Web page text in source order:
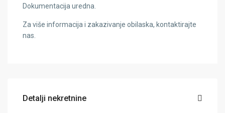
Dokumentacija uredna.
Za više informacija i zakazivanje obilaska, kontaktirajte
nas.
Detalji nekretnine